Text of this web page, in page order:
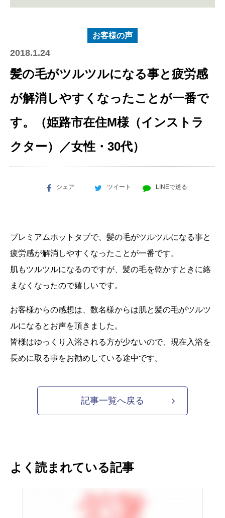
お客様の声
2018.1.24
髪の毛がツルツルになる事と疲労感
が解消しやすくなったことが一番で
す。（姫路市在住M様（インストラ
クター）／女性・30代）
シェア ツイート LINEで送る
プレミアムホットタブで、髪の毛がツルツルになる事と
疲労感が解消しやすくなったことが一番です。
肌もツルツルになるのですが、髪の毛を乾かすときに絡
まなくなったので嬉しいです。
お客様からの感想は、数名様からは肌と髪の毛がツルツ
ルになるとお声を頂きました。
皆様はゆっくり入浴される方が少ないので、現在入浴を
長めに取る事をお勧めしている途中です。
記事一覧へ戻る
よく読まれている記事